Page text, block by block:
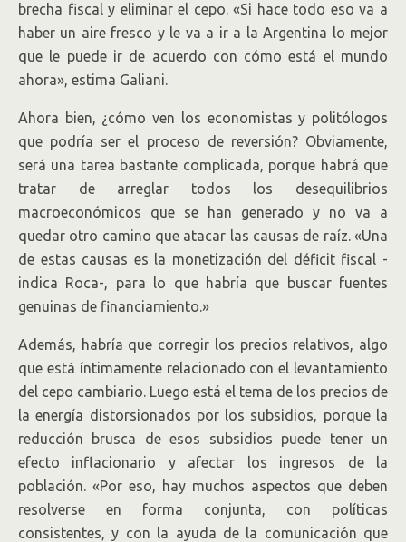
brecha fiscal y eliminar el cepo. «Si hace todo eso va a
haber un aire fresco y le va a ir a la Argentina lo mejor
que le puede ir de acuerdo con cómo está el mundo
ahora», estima Galiani.
Ahora bien, ¿cómo ven los economistas y politólogos
que podría ser el proceso de reversión? Obviamente,
será una tarea bastante complicada, porque habrá que
tratar de arreglar todos los desequilibrios
macroeconómicos que se han generado y no va a
quedar otro camino que atacar las causas de raíz. «Una
de estas causas es la monetización del déficit fiscal -
indica Roca-, para lo que habría que buscar fuentes
genuinas de financiamiento.»
Además, habría que corregir los precios relativos, algo
que está íntimamente relacionado con el levantamiento
del cepo cambiario. Luego está el tema de los precios de
la energía distorsionados por los subsidios, porque la
reducción brusca de esos subsidios puede tener un
efecto inflacionario y afectar los ingresos de la
población. «Por eso, hay muchos aspectos que deben
resolverse en forma conjunta, con políticas
consistentes, y con la ayuda de la comunicación que